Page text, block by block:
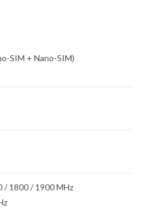
SIM + Nano-SIM)
/ 1800 / 1900 MHz